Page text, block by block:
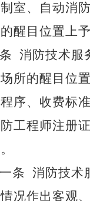
室、自动消
醒目位置上予
消防技术服
所的醒目位
序、收费标
工程师注册
条 消防技术
况作出客观